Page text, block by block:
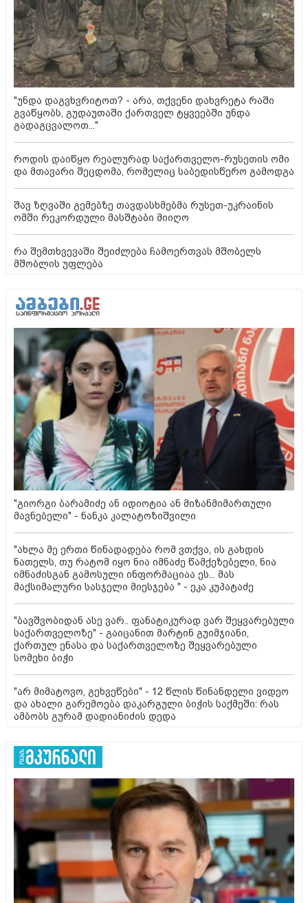
"უნდა დაგვხვრიტოთ? - არა, თქვენი დახვრეტა რაში
გვაწყობს, გუდაუთაში ქართველ ტყვეებში უნდა
გადაგცვალოთ..."
როდის დაიწყო რეალურად საქართველო-რუსეთის ომი
და მთავარი შეცდომა, რომელიც საბედისწერო გამოდგა
შავ ზღვაში გემებზე თავდასხმებმა რუსეთ-უკრაინის
ომში რეკორდული მასშტაბი მიიღო
რა შემთხვევაში შეიძლება ჩამოერთვას მშობელს
მშობლის უფლება
"გიორგი ბარამიძე ან იდიოტია ან მიზანმიმართული
მავნებელი" - ნანკა კალატოზიშვილი
"ახლა მე ერთი წინადადება რომ ვთქვა, ის გახდის
ნათელს, თუ რატომ იყო ნია იმნაძე წამქეზებელი, ნია
იმნაძისგან გამოსული ინფორმაციაა ეს... მას
მაქსიმალური სასჯელი მიესჯება " - ეკა კუპატაძე
"ბავშვობიდან ასე ვარ.. ფანატიკურად ვარ შეყვარებული
საქართველოზე" - გაიცანით მარტინ გუიმჯიანი,
ქართულ ენასა და საქართველოზე შეყვარებული
სომეხი ბიჭი
"არ მიმატოვო, გეხვეწები" - 12 წლის წინანდელი ვიდეო
და ახალი გარემოება დაკარგული ბიჭის საქმეში: რას
ამბობს გურამ დადიანიძის დედა